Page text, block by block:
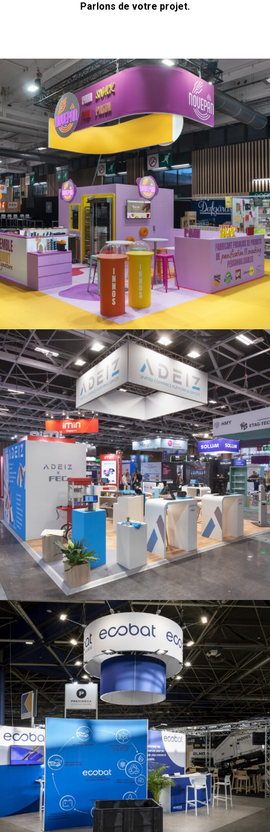
Parlons de votre projet.